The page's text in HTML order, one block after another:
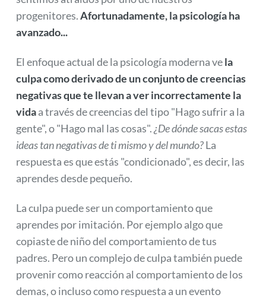
progenitores.Afortunadamente, la psicología ha
avanzado...
El enfoque actual de la psicología moderna vela
culpa como derivado de un conjunto de creencias
negativas que te llevan a ver incorrectamente la
vidaa través de creencias del tipo "Hago sufrir a la
gente", o "Hago mal las cosas".¿De dónde sacas estas
ideas tan negativas de ti mismo y del mundo?La
respuesta es que estás "condicionado", es decir, las
aprendes desde pequeño.
La culpa puede ser un comportamiento que
aprendes por imitación. Por ejemplo algo que
copiaste de niño del comportamiento de tus
padres. Pero un complejo de culpa también puede
provenir como reacción al comportamiento de los
demas, o incluso como respuesta a un evento